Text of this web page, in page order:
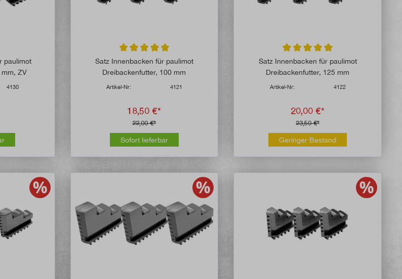
paulimot
ZV
4130
Durchschnittliche Bewertung von 5 von 5 Sternen
Satz Innenbacken für paulimot
Dreibackenfutter, 100 mm
Artikel-Nr: 4121
18,50 €*
22,00 €*
Sofort lieferbar
Durchschnittliche Bewertung von 5
Satz Innenbacken für paulimot
Dreibackenfutter, 125 mm
Artikel-Nr: 4122
20,00 €*
23,50 €*
Geringer Bestand